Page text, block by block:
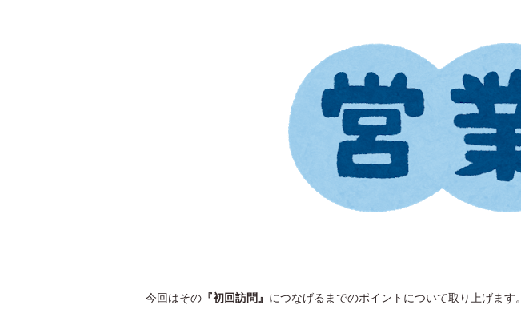
今回はその 『初回訪問』 につなげるまでのポイントについて取り上げます。